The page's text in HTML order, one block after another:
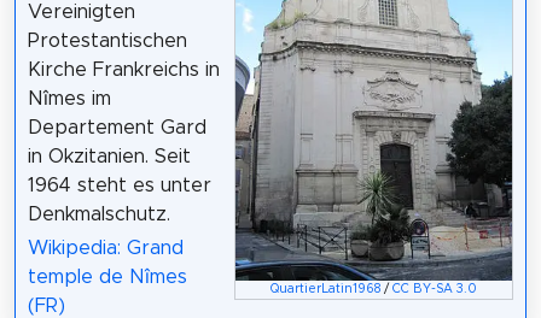
QuartierLatin1968 /CC BY-SA 3.0
Vereinigten
Protestantischen
Kirche Frankreichs in
Nîmes im
Departement Gard
in Okzitanien. Seit
1964 steht es unter
Denkmalschutz.
Wikipedia: Grand
temple de Nîmes
(FR)